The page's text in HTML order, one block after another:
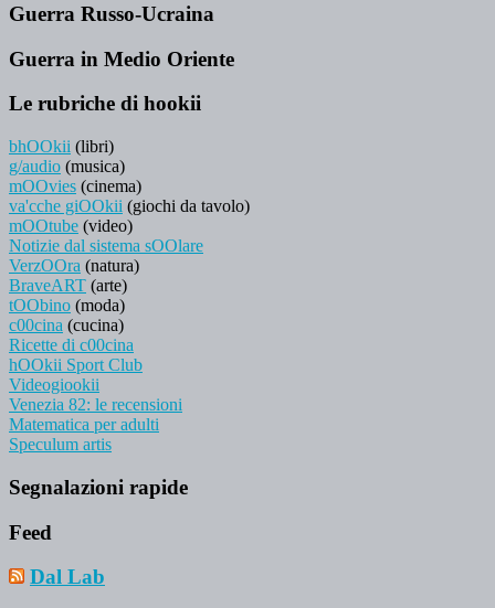
Guerra Russo-Ucraina
Guerra in Medio Oriente
Le rubriche di hookii
bhOOkii (libri)
g/audio (musica)
mOOvies (cinema)
va'cche giOOkii (giochi da tavolo)
mOOtube (video)
Notizie dal sistema sOOlare
VerzOOra (natura)
BraveART (arte)
tOObino (moda)
c00cina (cucina)
Ricette di c00cina
hOOkii Sport Club
Videogiookii
Venezia 82: le recensioni
Matematica per adulti
Speculum artis
Segnalazioni rapide
Feed
Dal Lab